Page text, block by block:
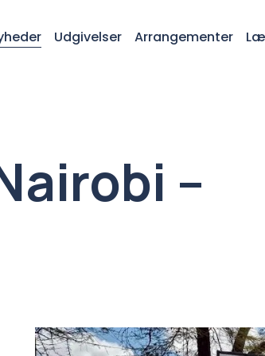
Udgivelser Arrangementer
–